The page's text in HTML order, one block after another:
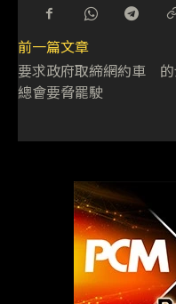
前一篇文章
要求政府取締網約車
總會要脅罷駛